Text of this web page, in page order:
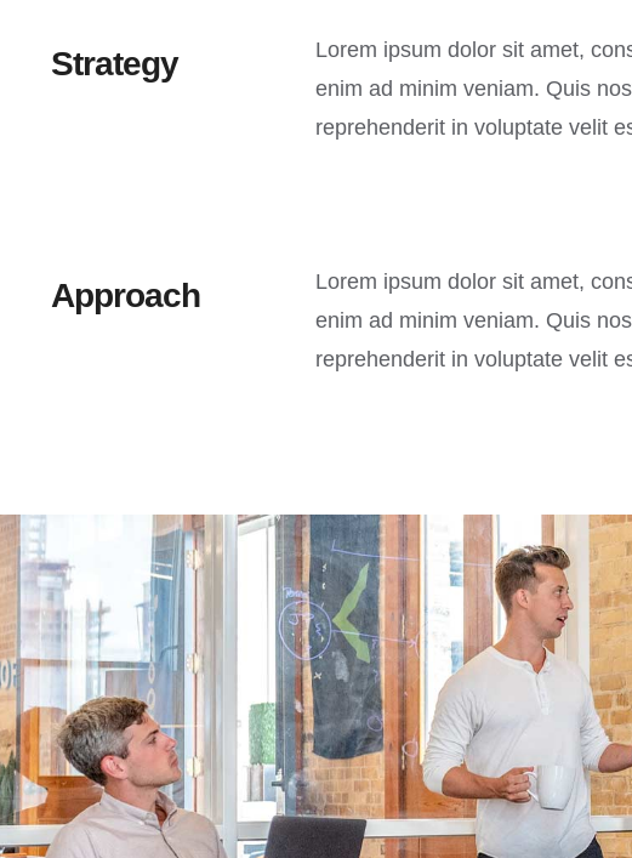
Strategy
Lorem ipsum dolor sit amet,
enim ad minim veniam. Quis
reprehenderit in voluptate velit
Approach
Lorem ipsum dolor sit amet,
enim ad minim veniam. Quis
reprehenderit in voluptate velit